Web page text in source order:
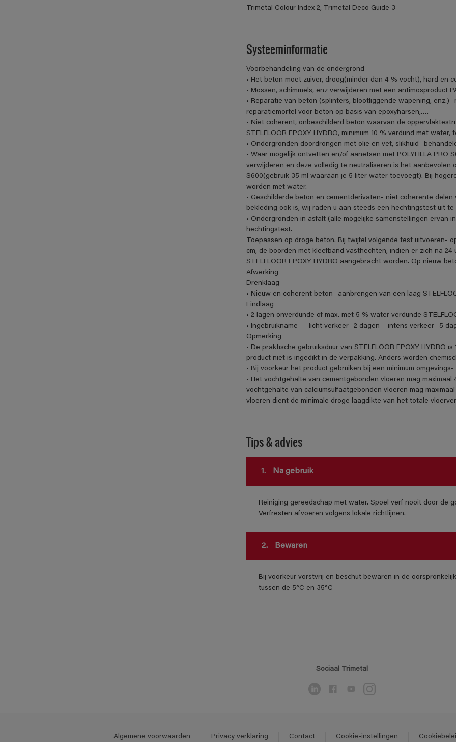
Trimetal Colour Index 2, Trimetal Deco Guide 3
Systeeminformatie
Voorbehandeling van de ondergrond
• Het beton moet zuiver, droog(minder dan 4 % vocht), hard en
• Mossen, schimmels, enz verwijderen met een antimosproduct
• Reparatie van beton (splinters, blootliggende wapening, enz.)-
reparatiemortel voor beton op basis van epoxyharsen,….
• Niet coherent, onbeschilderd beton waarvan de
STELFLOOR EPOXY HYDRO, minimum 10 % verdund met
• Ondergronden doordrongen met olie en vet, slikhuid-
• Waar mogelijk ontvetten en/of aanetsen met POLYFILLA PRO
verwijderen en deze volledig te neutraliseren is het aanbevolen
S600(gebruik 35 ml waaraan je 5 liter water toevoegt). Bij
worden met water.
• Geschilderde beton en cementderivaten- niet coherente
bekleding ook is, wij raden u aan steeds een hechtingstest uit te
• Ondergronden in asfalt (alle mogelijke samenstellingen ervan
hechtingstest.
Toepassen op droge beton. Bij twijfel volgende test uitvoeren-
cm, de boorden met kleefband vasthechten, indien er zich na
STELFLOOR EPOXY HYDRO aangebracht worden. Op nieuw
Afwerking
Drenklaag
• Nieuw en coherent beton- aanbrengen van een laag
Eindlaag
• 2 lagen onverdunde of max. met 5 % water verdunde
• Ingebruikname- – licht verkeer- 2 dagen – intens verkeer- 5
Opmerking
• De praktische gebruiksduur van STELFLOOR EPOXY HYDRO
product niet is ingedikt in de verpakking. Anders worden
• Bij voorkeur het product gebruiken bij een minimum
• Het vochtgehalte van cementgebonden vloeren mag
vochtgehalte van calciumsulfaatgebonden vloeren mag
vloeren dient de minimale droge laagdikte van het totale
Tips & advies
1. Na gebruik
Reiniging gereedschap met water. Spoel verf nooit door de
Verfresten afvoeren volgens lokale richtlijnen.
2. Bewaren
Bij voorkeur vorstvrij en beschut bewaren in de
tussen de 5°C en 35°C
Sociaal Trimetal
Algemene voorwaarden Privacy verklaring Contact Cookie-instellingen